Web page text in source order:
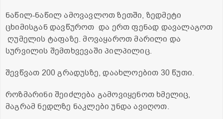
ნაწილ-ნაწილ ამოვავლოთ ზეთში, ზედმეტი
ცხიმისგან დავწუროთ და ერთ ფენად დავალაგოთ
ღუმელის ტაფაზე. მოვაყაროთ მარილი და
სურვილის შემთხვევაში პილპილიც.
შევწვათ 200 გრადუსზე, დაახლოებით 30 წუთი.
როზმარინი შეიძლება გამოვიყენოთ ხმელიც,
მაგრამ ნედლზე ნაკლები უნდა ავიღოთ.